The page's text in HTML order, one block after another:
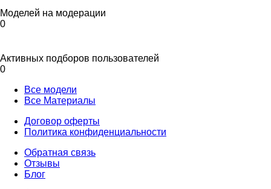
Моделей на модерации
0
Активных подборов пользователей
0
Все модели
Все Материалы
Договор оферты
Политика конфиденциальности
Обратная связь
Отзывы
Блог